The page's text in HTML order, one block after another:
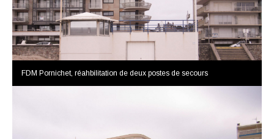
FDM Pornichet, réahbilitation de deux postes de secours